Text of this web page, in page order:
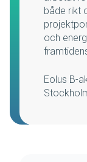
både rikt
och
Eolus B-